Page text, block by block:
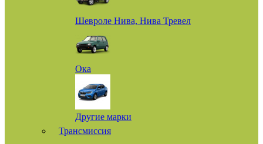
Шевроле Нива, Нива Тревел
Ока
Другие марки
Трансмиссия